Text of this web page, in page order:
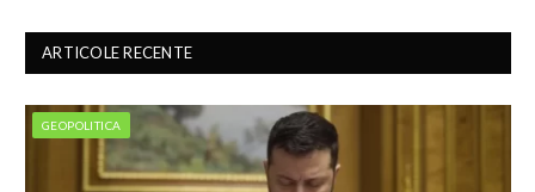
ARTICOLE RECENTE
GEOPOLITICA